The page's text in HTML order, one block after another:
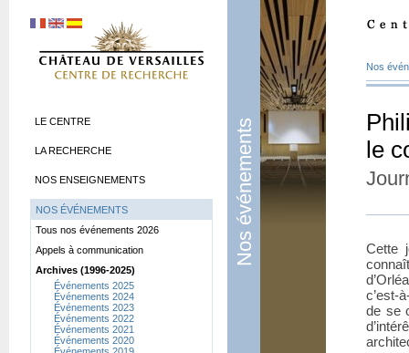
Nos événements
Nos
le
Cette
c’est-
de se
LE CENTRE
LA RECHERCHE
NOS ENSEIGNEMENTS
NOS ÉVÉNEMENTS
Tous nos événements 2026
Appels à communication
Archives (1996-2025)
Événements 2025
Événements 2024
Événements 2023
Événements 2022
Événements 2021
Événements 2020
Événements 2019